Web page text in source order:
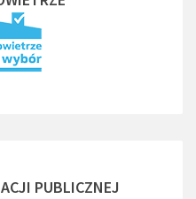
PUBLICZNEJ